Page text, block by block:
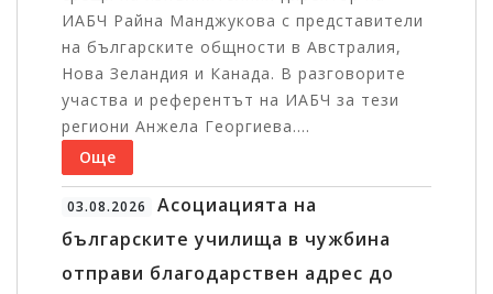
ИАБЧ Райна Манджукова с представители
на българските общности в Австралия,
Нова Зеландия и Канада. В разговорите
участва и референтът на ИАБЧ за тези
региони Анжела Георгиева....
Още
03.08.2026
Асоциацията на
българските училища в чужбина
отправи благодарствен адрес до